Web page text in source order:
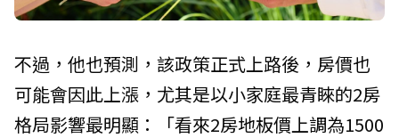
不過，他也預測，該政策正式上路後，房價也
可能會因此上漲，尤其是以小家庭最青睞的2房
格局影響最明顯：「看來2房地板價上調為1500